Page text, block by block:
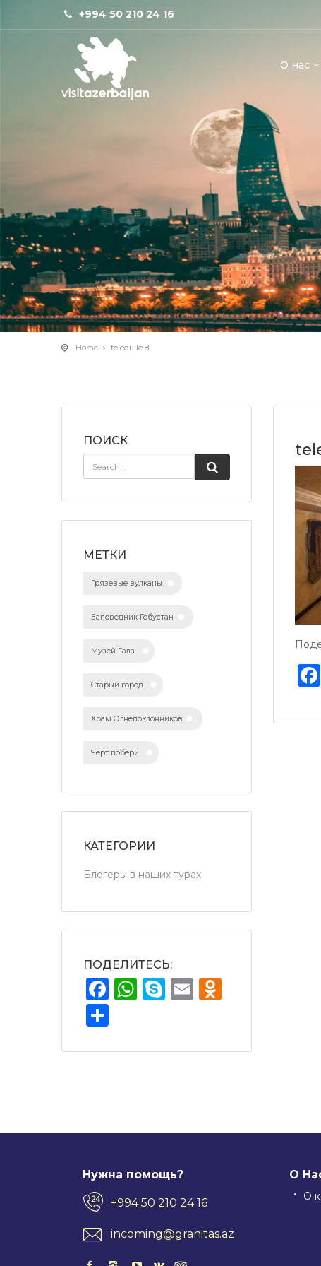
+994 50 210 24 16
О нас
Home telequlle 8
ПОИСК
МЕТКИ
Грязевые вулканы
Заповедник Гобустан
Музей Гала
Старый город
Храм Огнепоклонников
Чёрт побери
КАТЕГОРИИ
Блогеры в наших турах
ПОДЕЛИТЕСЬ:
Facebook
WhatsApp
SkypeEmail
Нужна помощь?
+994 50 210 24 16
incoming@granitas.az
О
О